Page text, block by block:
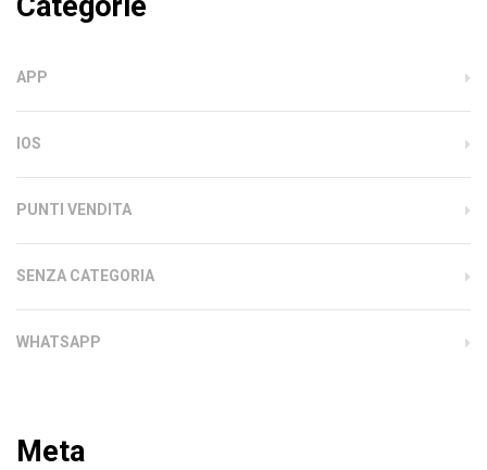
APP
IOS
PUNTI VENDITA
SENZA CATEGORIA
WHATSAPP
Meta